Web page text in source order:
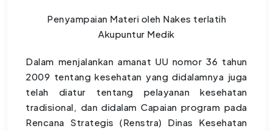
Penyampaian Materi oleh Nakes terlatih
Akupuntur Medik
Dalam menjalankan amanat UU nomor 36 tahun
2009 tentang kesehatan yang didalamnya juga
telah diatur tentang pelayanan kesehatan
tradisional, dan didalam Capaian program pada
Rencana Strategis (Renstra) Dinas Kesehatan